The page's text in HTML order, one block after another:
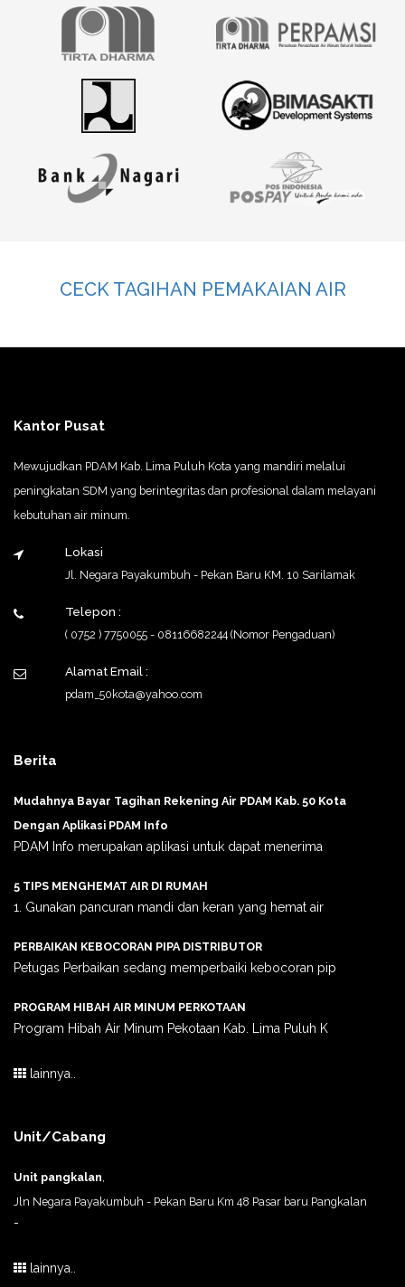
CECK TAGIHAN PEMAKAIAN AIR
Kantor Pusat
Mewujudkan PDAM Kab. Lima Puluh Kota yang mandiri melalui
peningkatan SDM yang berintegritas dan profesional dalam melayani
kebutuhan air minum.
Lokasi
Jl. Negara Payakumbuh - Pekan Baru KM. 10 Sarilamak
Telepon :
( 0752 ) 7750055 - 08116682244 (Nomor Pengaduan)
Alamat Email :
pdam_50kota@yahoo.com
Berita
Mudahnya Bayar Tagihan Rekening Air PDAM Kab. 50 Kota
Dengan Aplikasi PDAM Info
PDAM Info merupakan aplikasi untuk dapat menerima
5 TIPS MENGHEMAT AIR DI RUMAH
1. Gunakan pancuran mandi dan keran yang hemat air
PERBAIKAN KEBOCORAN PIPA DISTRIBUTOR
Petugas Perbaikan sedang memperbaiki kebocoran pip
PROGRAM HIBAH AIR MINUM PERKOTAAN
Program Hibah Air Minum Pekotaan Kab. Lima Puluh K
lainnya..
Unit/Cabang
Unit pangkalan,
Jln Negara Payakumbuh - Pekan Baru Km 48 Pasar baru Pangkalan
-
lainnya..